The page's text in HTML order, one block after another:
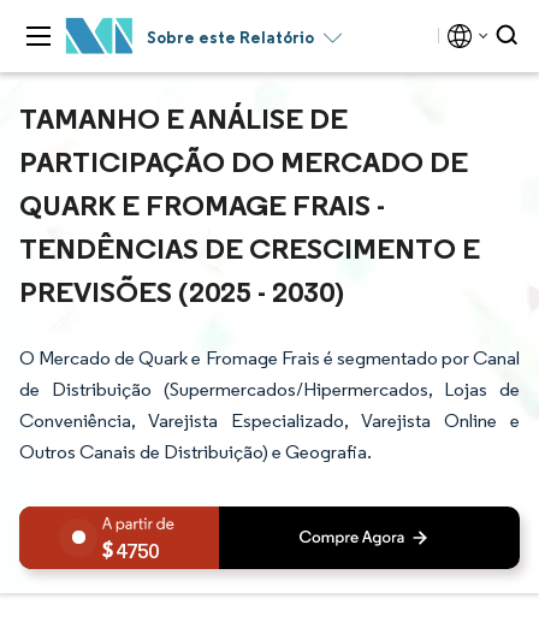
Sobre este Relatório
TAMANHO E ANÁLISE DE
PARTICIPAÇÃO DO MERCADO DE
QUARK E FROMAGE FRAIS -
TENDÊNCIAS DE CRESCIMENTO E
PREVISÕES (2025 - 2030)
O Mercado de Quark e Fromage Frais é segmentado por Canal
de Distribuição (Supermercados/Hipermercados, Lojas de
Conveniência, Varejista Especializado, Varejista Online e
Outros Canais de Distribuição) e Geografia.
4750